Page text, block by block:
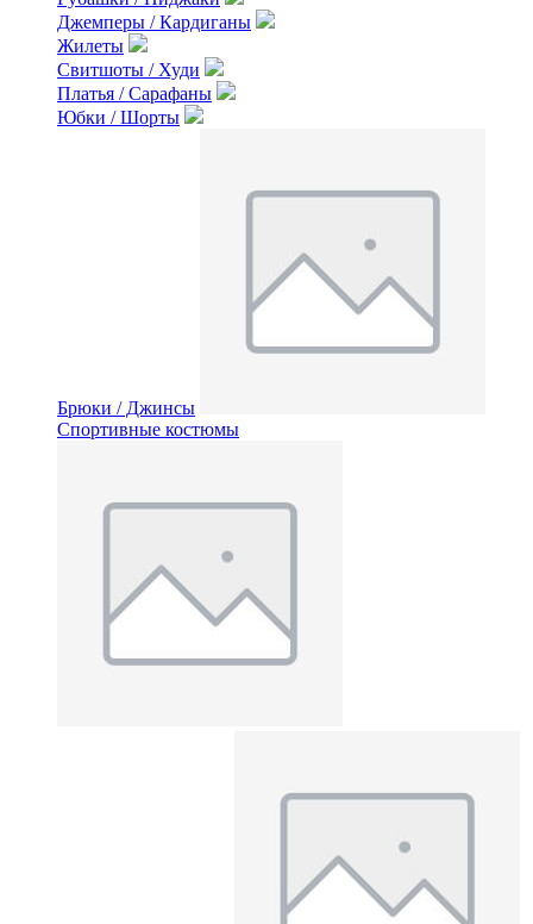
Джемперы / Кардиганы
Жилеты
Свитшоты / Худи
Платья / Сарафаны
Юбки / Шорты
Брюки / Джинсы
Спортивные костюмы